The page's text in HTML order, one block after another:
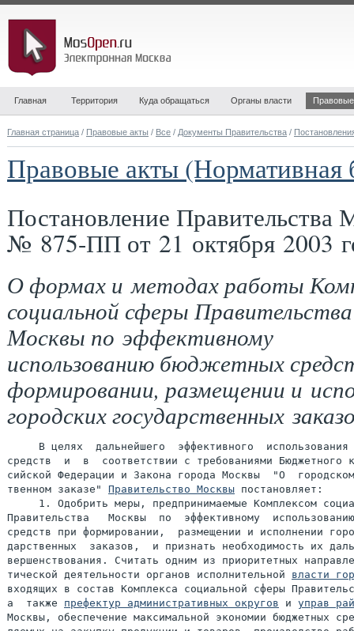
Главная Территория Куда обращаться Органы власти
Главная страница / Правовые акты / Все / Документы Правительства /
Правовые акты (Нормативная
Постановление Правительства
№ 875-ПП от 21 октября 2003
О формах и методах работы
социальной сферы Правительства
Москвы по эффективному
использованию бюджетных
формировании, размещении и
городских государственных
В целях  дальнейшего  эффективного  использования
средств  и  в  соответствии с требованиями Бюджетного
сийской Федерации и Закона города Москвы  "О
твенном заказе" Правительство Москвы постановляет:
1. Одобрить меры, предпринимаемые Комплексом
Правительства   Москвы  по  эффективному
средств при формировании,  размещении и исполнении
дарственных  заказов,  и признать необходимость их
вершенствования. Считать одним из приоритетных
тической деятельности органов исполнительной власти
входящих в состав Комплекса социальной сферы
а  также префектур административных округов и управ
Москвы, обеспечение максимальной экономии бюджетных